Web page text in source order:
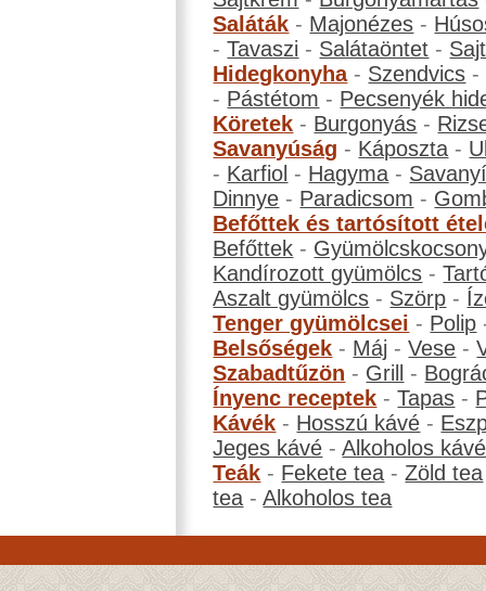
Saláták - Majonézes -
-Tavaszi - Salátaöntet -
Hidegkonyha- Szendvics -
- Pástétom - Pecsenyék
Köretek - Burgonyás -
Savanyúság - Káposzta -
- Karfiol - Hagyma -
Dinnye - Paradicsom -
Befőttek és tartósított
Befőttek -
Kandírozott gyümölcs -
Aszalt gyümölcs - Szörp -
Tenger gyümölcsei - Polip
Belsőségek - Máj -Vese -
Szabadtűzön - Grill -
Ínyenc receptek -Tapas -
Kávék - Hosszú kávé -
Jeges kávé -Alkoholos kávé
Teák - Fekete tea -Zöld tea
tea -Alkoholos tea